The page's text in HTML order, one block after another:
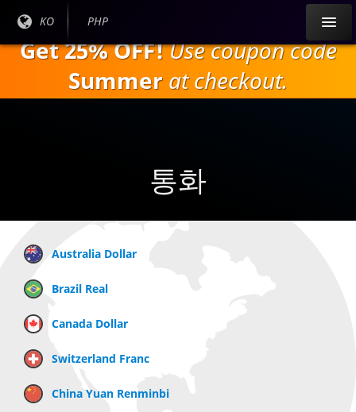
내
으
현재
:
KO
현재
PHP
Get 25% OFF!Use coupon code
Summer at checkout.
통화
Australia Dollar
Brazil Real
Canada Dollar
Switzerland Franc
China Yuan Renminbi